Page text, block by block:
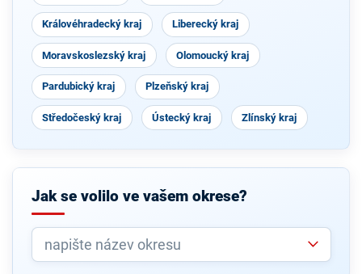
Královéhradecký kraj Liberecký kraj
Moravskoslezský kraj Olomoucký kraj
Pardubický kraj Plzeňský kraj
Středočeský kraj Ústecký kraj Zlínský kraj
Jak se volilo ve vašem okrese?